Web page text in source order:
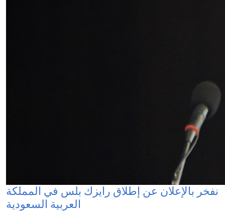
نفخر بالإعلان عن إطلاق رايزك بلس في المملكة
العربية السعودية